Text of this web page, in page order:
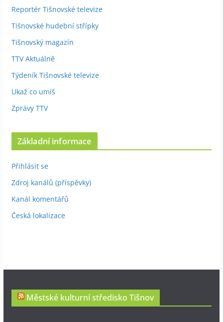
Reportér Tišnovské televize
Tišnovské hudební střípky
Tišnovský magazín
TTV Aktuálně
Týdeník Tišnovské televize
Ukaž co umíš
Zprávy TTV
Základní informace
Přihlásit se
Zdroj kanálů (příspěvky)
Kanál komentářů
Česká lokalizace
Městské kulturní středisko Tišnov